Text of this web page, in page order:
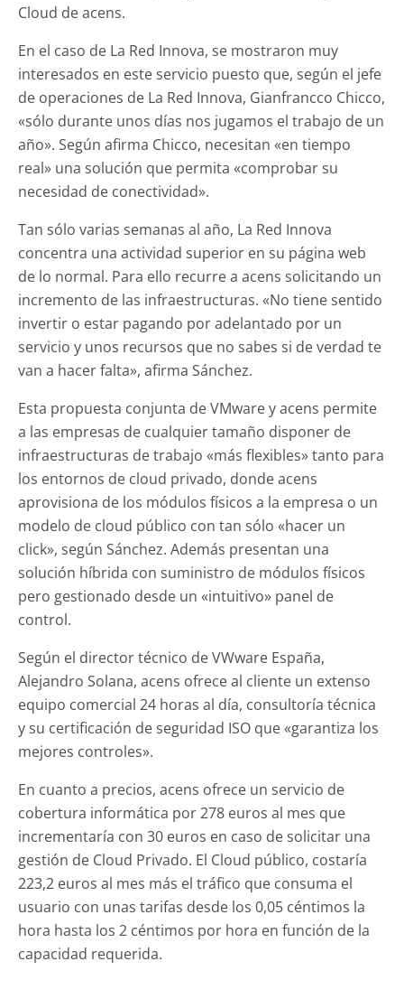
Cloud de acens.
En el caso de La Red Innova, se mostraron muy
interesados en este servicio puesto que, según el jefe
de operaciones de La Red Innova, Gianfrancco Chicco,
«sólo durante unos días nos jugamos el trabajo de un
año». Según afirma Chicco, necesitan «en tiempo
real» una solución que permita «comprobar su
necesidad de conectividad».
Tan sólo varias semanas al año, La Red Innova
concentra una actividad superior en su página web
de lo normal. Para ello recurre a acens solicitando un
incremento de las infraestructuras. «No tiene sentido
invertir o estar pagando por adelantado por un
servicio y unos recursos que no sabes si de verdad te
van a hacer falta», afirma Sánchez.
Esta propuesta conjunta de VMware y acens permite
a las empresas de cualquier tamaño disponer de
infraestructuras de trabajo «más flexibles» tanto para
los entornos de cloud privado, donde acens
aprovisiona de los módulos físicos a la empresa o un
modelo de cloud público con tan sólo «hacer un
click», según Sánchez. Además presentan una
solución híbrida con suministro de módulos físicos
pero gestionado desde un «intuitivo» panel de
control.
Según el director técnico de VWware España,
Alejandro Solana, acens ofrece al cliente un extenso
equipo comercial 24 horas al día, consultoría técnica
y su certificación de seguridad ISO que «garantiza los
mejores controles».
En cuanto a precios, acens ofrece un servicio de
cobertura informática por 278 euros al mes que
incrementaría con 30 euros en caso de solicitar una
gestión de Cloud Privado. El Cloud público, costaría
223,2 euros al mes más el tráfico que consuma el
usuario con unas tarifas desde los 0,05 céntimos la
hora hasta los 2 céntimos por hora en función de la
capacidad requerida.